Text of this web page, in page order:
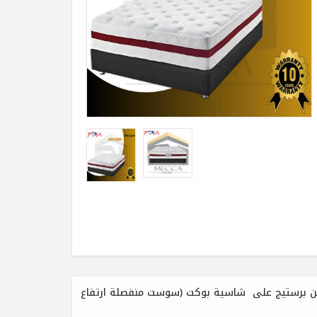
برستيج على شاسية بوكت (سوست منفصلة ارتفاع